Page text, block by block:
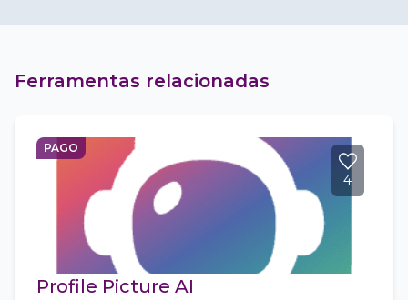
Ferramentas relacionadas
PAGO
4
Profile Picture AI